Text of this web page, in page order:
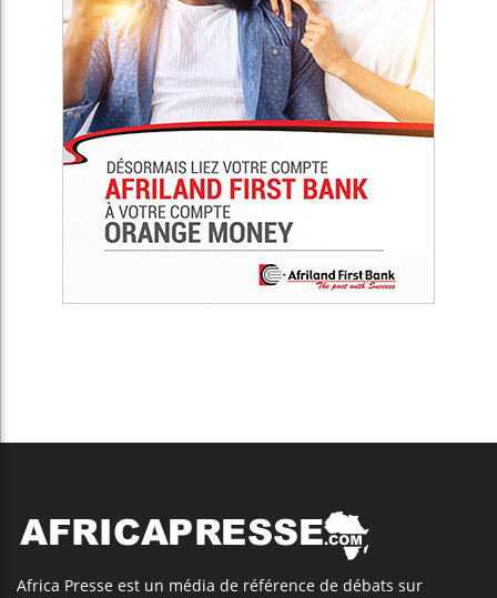
Africa Presse est un média de référence de débats sur